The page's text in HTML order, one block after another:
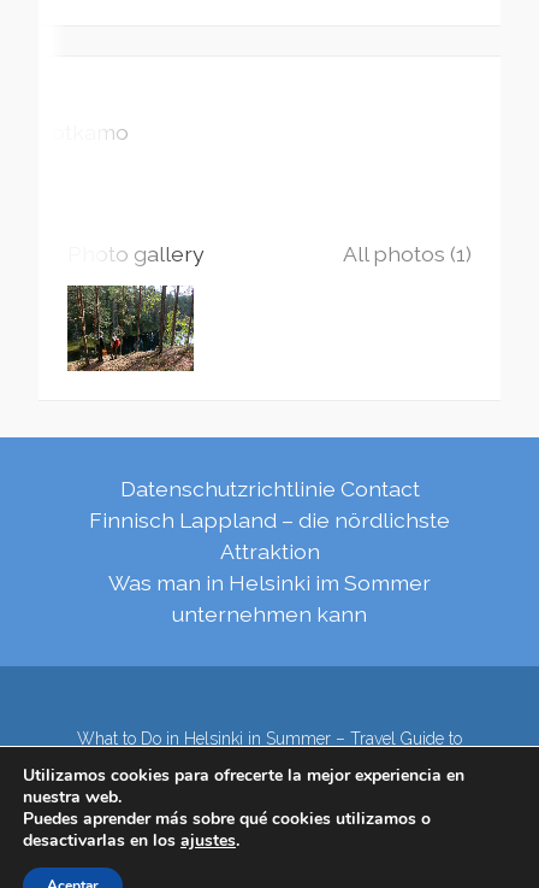
Sotkamo
Photo gallery All photos (1)
Datenschutzrichtlinie Contact
Finnisch Lappland – die nördlichste
Attraktion
Was man in Helsinki im Sommer
unternehmen kann
What to Do in Helsinki in Summer – Travel Guide to
Lapland – the northernmost region of Finland
Contact
Subscribe to our Newsletter
Privacy Policy
Utilizamos cookies para ofrecerte la mejor experiencia en
nuestra web.
Puedes aprender más sobre qué cookies utilizamos o
desactivarlas en los ajustes.